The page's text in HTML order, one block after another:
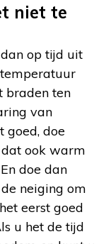
niet te
op tijd uit
braden ten
van
goed, doe
ook warm
doe dan
neiging om
eerst goed
u het de tijd